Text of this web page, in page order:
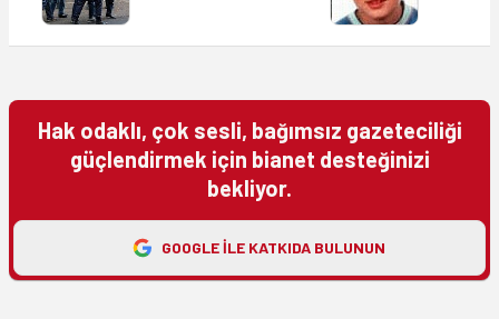
Hak odaklı, çok sesli, bağımsız gazeteciliği
güçlendirmek için bianet desteğinizi
bekliyor.
GOOGLE ILE KATKIDA BULUNUN